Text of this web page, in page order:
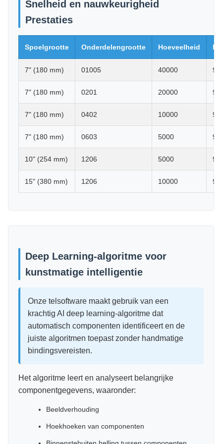
7" (180 mm)
7" (180 mm) 0402 10000
7" (180 mm) 0603 5000
10" (254 mm) 1206 5000
15" (380 mm) 1206 10000
Deep Learning-algoritme voor
kunstmatige intelligentie
juiste algoritmen toepast zonder handmatige
bindingsvereisten.
Het algoritme leert en analyseert belangrijke
componentgegevens, waaronder:
Beeldverhouding
Hoekhoeken van componenten
Binnenstebuiten vervorming van
componentafbeeldingen